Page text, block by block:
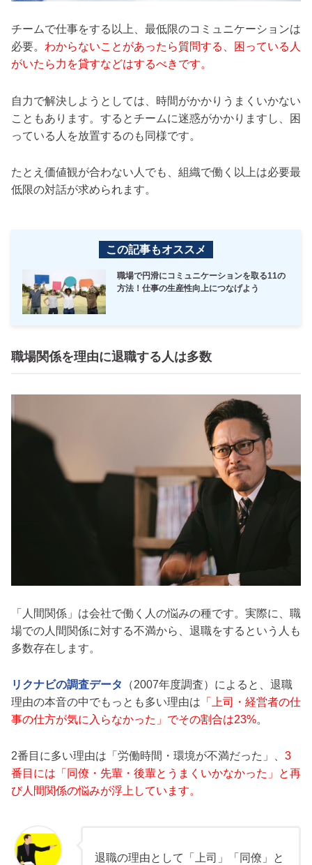
チームで仕事をする以上、最低限のコミュニケーションは
必要。 わからないことがあったら質問する、困っている人
がいたら力を貸すなどはするべきです。
自力で解決しようとしては、時間がかかりうまくいかない
こともあります。するとチームに迷惑がかかりますし、困
っている人を放置するのも同様です。
たとえ価値観が合わない人でも、組織で働く以上は必要最
低限の対話が求められます。
この記事もオススメ
職場で円滑にコミュニケーションを取る11の
方法！仕事の生産性向上につなげよう
職場関係を理由に退職する人は多数
「人間関係」は会社で働く人の悩みの種です。実際に、職
場での人間関係に対する不満から、退職をするという人も
多数存在します。
リクナビの調査データ
（2007年度調査）によると、退職
理由の本音の中でもっとも多い理由は 「上司・経営者の仕
事の仕方が気に入らなかった」でその割合は23%。
2番目に多い理由は「労働時間・環境が不満だった」、 3
番目には「同僚・先輩・後輩とうまくいかなかった」と再
び人間関係の悩みが浮上しています。
退職の理由として「上司」「同僚」と